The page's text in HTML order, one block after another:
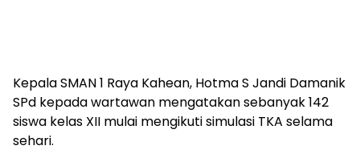
Kepala SMAN 1 Raya Kahean, Hotma S Jandi Damanik
SPd kepada wartawan mengatakan sebanyak 142
siswa kelas XII mulai mengikuti simulasi TKA selama
sehari.